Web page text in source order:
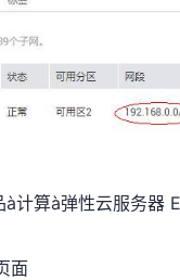
算à弹性云服务器
面